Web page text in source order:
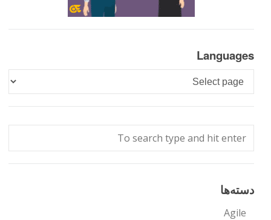
Languages
Languages
دسته‌ها
Agile